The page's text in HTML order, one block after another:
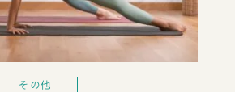
その他